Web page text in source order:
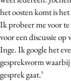
het oosten komt is
Ik probeer me voor
voor een discussie op
Inge. Ik google het
gespreksvorm
gesprek gaat.’